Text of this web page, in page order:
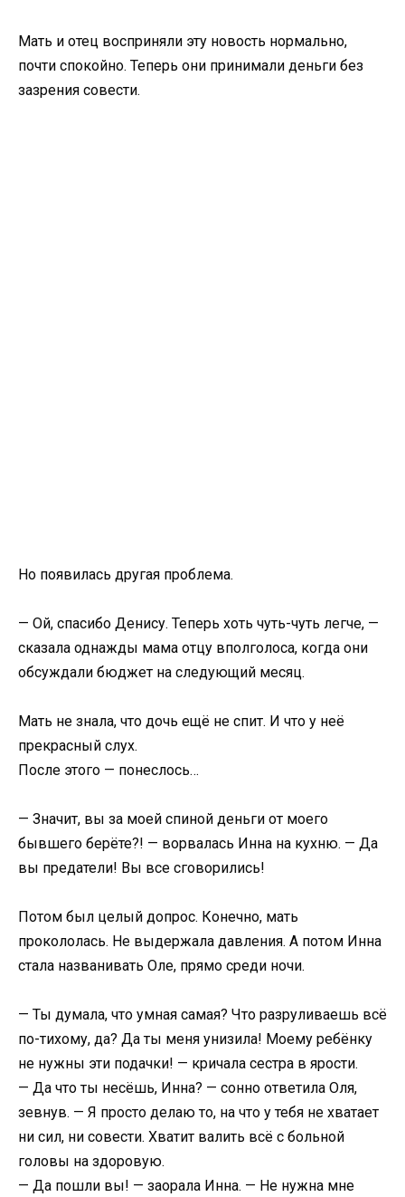
Мать и отец восприняли эту новость нормально,
почти спокойно. Теперь они принимали деньги без
зазрения совести.
Но появилась другая проблема.
— Ой, спасибо Денису. Теперь хоть чуть-чуть легче, —
сказала однажды мама отцу вполголоса, когда они
обсуждали бюджет на следующий месяц.
Мать не знала, что дочь ещё не спит. И что у неё
прекрасный слух.
После этого — понеслось…
— Значит, вы за моей спиной деньги от моего
бывшего берёте?! — ворвалась Инна на кухню. — Да
вы предатели! Вы все сговорились!
Потом был целый допрос. Конечно, мать
прокололась. Не выдержала давления. А потом Инна
стала названивать Оле, прямо среди ночи.
— Ты думала, что умная самая? Что разруливаешь всё
по-тихому, да? Да ты меня унизила! Моему ребёнку
не нужны эти подачки! — кричала сестра в ярости.
— Да что ты несёшь, Инна? — сонно ответила Оля,
зевнув. — Я просто делаю то, на что у тебя не хватает
ни сил, ни совести. Хватит валить всё с больной
головы на здоровую.
— Да пошли вы! — заорала Инна. — Не нужна мне